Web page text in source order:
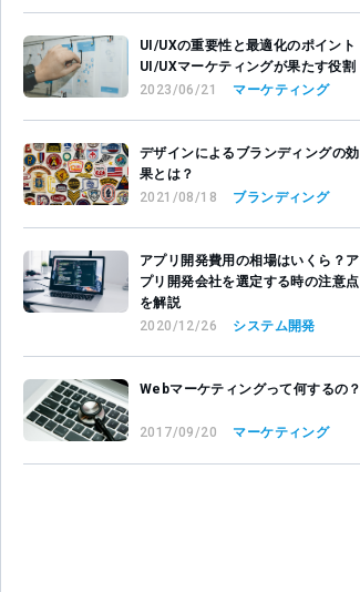
UI/UXの重要性と最適化のポイント
UI/UXマーケティングが果たす役割
2023/06/21
マーケティング
デザインによるブランディングの効
果とは？
2021/08/18
ブランディング
アプリ開発費用の相場はいくら？ア
プリ開発会社を選定する時の注意点
を解説
2020/12/26
システム開発
Webマーケティングって何するの？
2017/09/20 マーケティング